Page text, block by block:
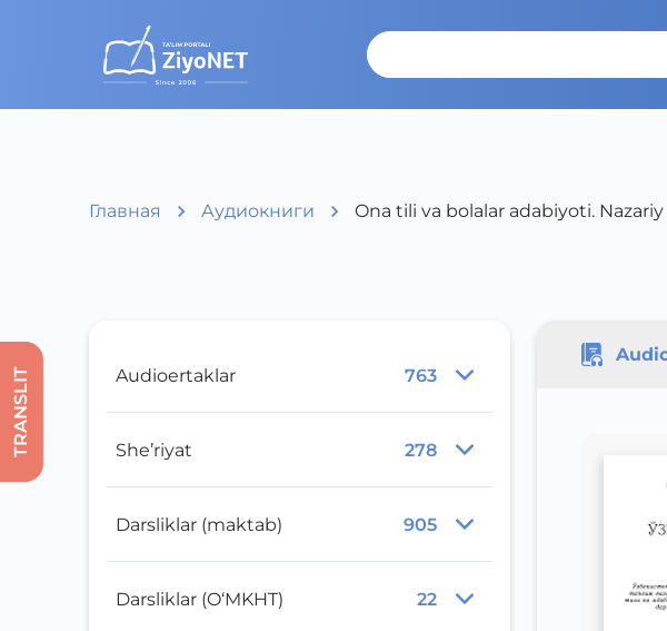
Главная Аудиокниги Ona tili va bolalar adabiyoti. Nazariy
Audioertaklar 763
She’riyat 278
Darsliklar (maktab) 905
Darsliklar (O‘MKHT) 22
TRANSLIT